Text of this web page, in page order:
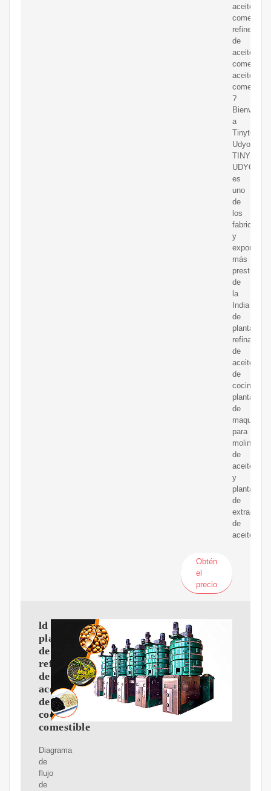
aceite
refinería
de
aceite
aceite
comestible
?
Bienvenido
a
Tinytech
Udyog!
TINYTECH
UDYOG
es
uno
de
los
fabricantes
y
más
de
la
India
de
plantas
refinadoras
de
aceite
de
cocina,
plantas
de
maquinaria
para
molinos
de
aceite
y
plantas
de
extracción
de
aceite.
Obtén
el
precio
ld
planta
de
refinería
de
aceite
de
cocina
comestible
Diagrama
de
flujo
de